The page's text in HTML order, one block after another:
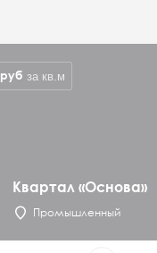
Квартал «Основа»
Промышленный
руб за кв.м